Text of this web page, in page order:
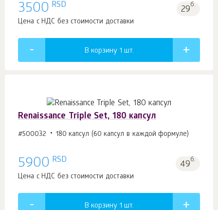
3500 RSD 29б.
Цена с НДС без стоимости доставки
В корзину 1 шт.
Renaissance Triple Set, 180 капсул
#500032 180 капсул (60 капсул в каждой формуле)
5900 RSD 49б.
Цена с НДС без стоимости доставки
В корзину 1 шт.